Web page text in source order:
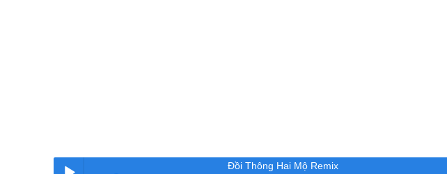
Đồi Thông Hai Mộ Remix